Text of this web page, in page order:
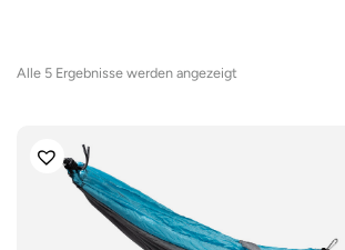
Alle 5 Ergebnisse werden angezeigt